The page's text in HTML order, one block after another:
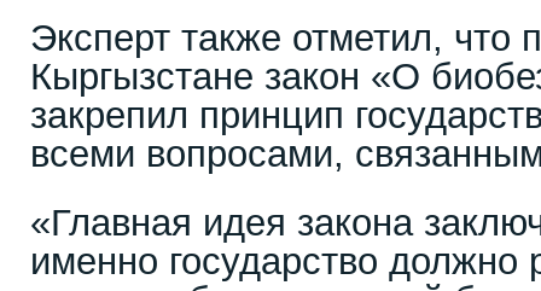
Эксперт также отметил, что
Кыргызстане закон «О
закрепил принцип
всеми вопросами,
«Главная идея закона
именно государство должно